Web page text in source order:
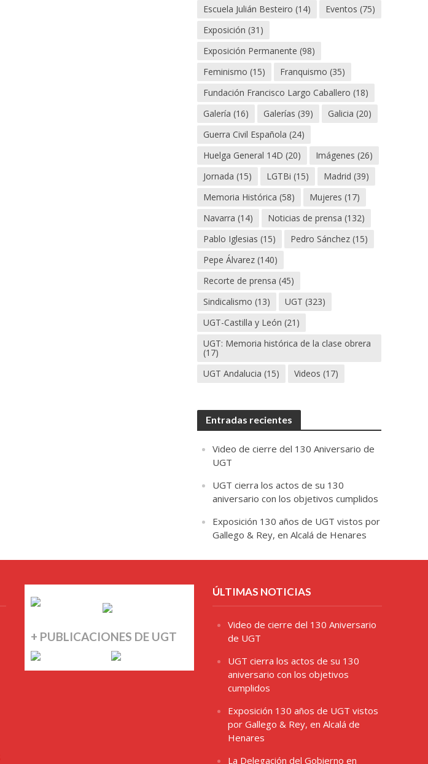
Escuela Julián Besteiro (14) Eventos (75)
Exposición (31)
Exposición Permanente (98)
Feminismo (15) Franquismo (35)
Fundación Francisco Largo Caballero (18)
Galería (16) Galerías (39) Galicia (20)
Guerra Civil Española (24)
Huelga General 14D (20) Imágenes (26)
Jornada (15) LGTBi (15) Madrid (39)
Memoria Histórica (58) Mujeres (17)
Navarra (14) Noticias de prensa (132)
Pablo Iglesias (15) Pedro Sánchez (15)
Pepe Álvarez (140)
Recorte de prensa (45)
Sindicalismo (13) UGT (323)
UGT-Castilla y León (21)
UGT: Memoria histórica de la clase obrera
(17)
UGT Andalucia (15) Videos (17)
Entradas recientes
Video de cierre del 130 Aniversario de
UGT
UGT cierra los actos de su 130
aniversario con los objetivos cumplidos
Exposición 130 años de UGT vistos por
Gallego & Rey, en Alcalá de Henares
+ PUBLICACIONES DE UGT
ÚLTIMAS NOTICIAS
Video de cierre del 130 Aniversario
de UGT
UGT cierra los actos de su 130
aniversario con los objetivos
cumplidos
Exposición 130 años de UGT vistos
por Gallego & Rey, en Alcalá de
Henares
La Delegación del Gobierno en